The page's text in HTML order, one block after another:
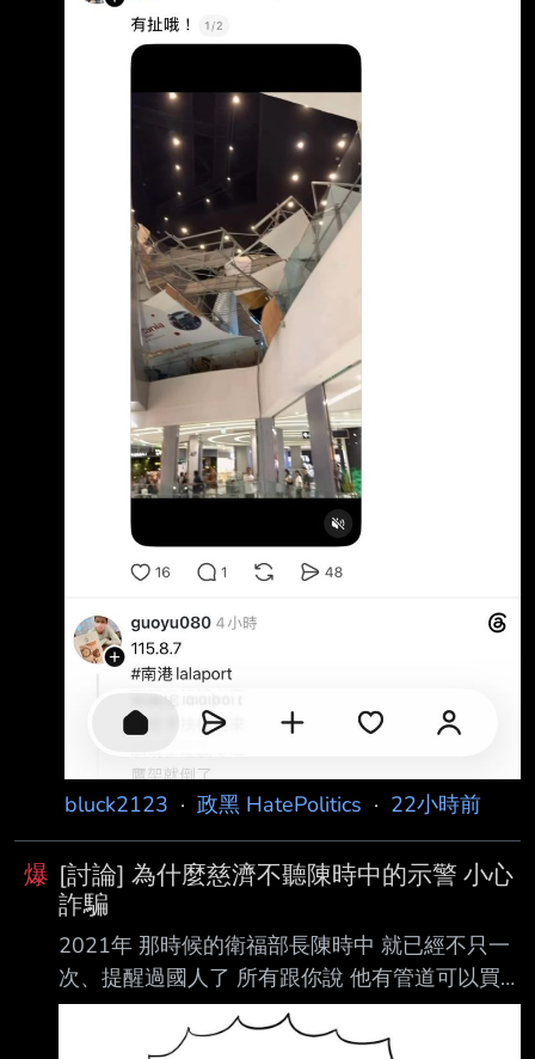
牠們吧 另外八卦板是不是根本不討論這件事？ -
bluck2123 · 政黑 HatePolitics · 22小時前
爆 [討論] 為什麼慈濟不聽陳時中的示警 小心
詐騙
2021年 那時候的衛福部長陳時中 就已經不只一
次、提醒過國人了 所有跟你說 他有管道可以買
到BNT疫苗的 都是掮客、詐騙犯 陳時中都已經
跟慈濟說了，小心詐騙，有人跟你說他可以買到